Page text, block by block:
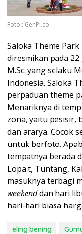
Foto : GenPI.co
Saloka Theme
diresmikan pada 22
M.Sc. yang selaku
Indonesia. Saloka
perpaduan theme
Menariknya di
zona, yaitu pesisir,
dan ararya. Cocok
untuk berfoto.
tempatnya berada
Lopait, Tuntang,
masuknya terbagi
weekenddan hari
hari-hari biasa
eling bening